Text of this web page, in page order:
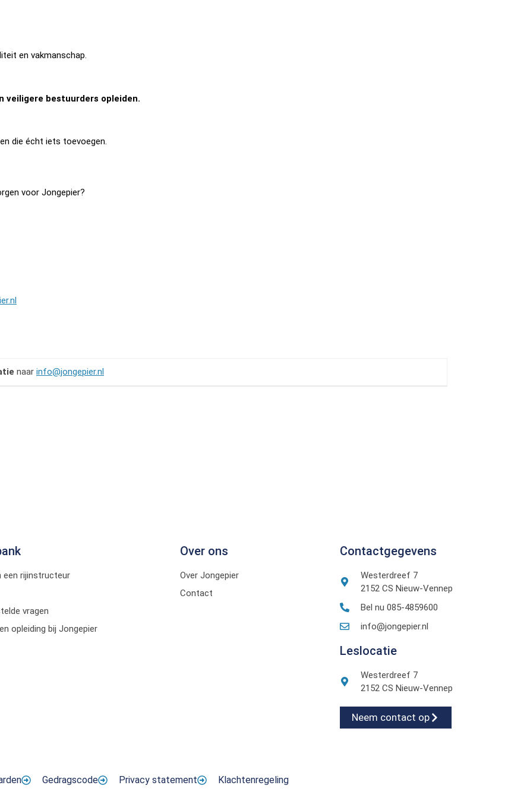
en vakmanschap.
veiligere bestuurders opleiden.
die écht iets toevoegen.
voor Jongepier?
naar info@jongepier.nl
een rijinstructeur
vragen
opleiding bij Jongepier
Over ons
Over Jongepier
Contact
Contactgegevens
Westerdreef 7
2152 CS Nieuw-Vennep
Bel nu 085-4859600
info@jongepier.nl
Leslocatie
Westerdreef 7
2152 CS Nieuw-Vennep
Neem contact op
Gedragscode Privacy statement Klachtenregeling